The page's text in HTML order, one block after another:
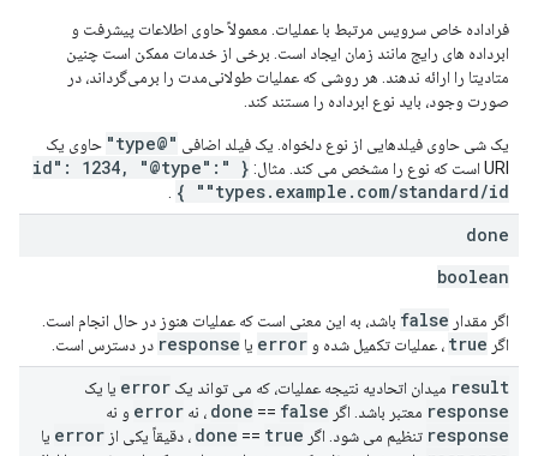
فراداده خاص سرویس مرتبط با عملیات. معمولاً حاوی اطلاعات پیشرفت و
ابرداده های رایج مانند زمان ایجاد است. برخی از خدمات ممکن است چنین
متادیتا را ارائه ندهند. هر روشی که عملیات طولانی‌مدت را برمی‌گرداند، در
صورت وجود، باید نوع ابرداده را مستند کند.
یک شی حاوی فیلدهایی از نوع دلخواه. یک فیلد اضافی "@type"
حاوی یک
URI است که نوع را مشخص می کند. مثال:
{ "id": 1234, "@type":
"types.example.com/standard/id" }
done
boolean
اگر مقدار false باشد، به این معنی است که عملیات هنوز در حال انجام است.
اگر true ، عملیات تکمیل شده و error یا response در دسترس است.
result میدان اتحادیه نتیجه عملیات، که می تواند یک error یا یک
response معتبر باشد. اگر done == false ، نه error و نه
response تنظیم می شود. اگر done == true ، دقیقاً یکی از error یا